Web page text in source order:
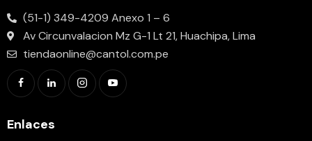
(51-1) 349-4209 Anexo 1 – 6
Av Circunvalacion Mz G-1 Lt 21, Huachipa, Lima
tiendaonline@cantol.com.pe
Enlaces